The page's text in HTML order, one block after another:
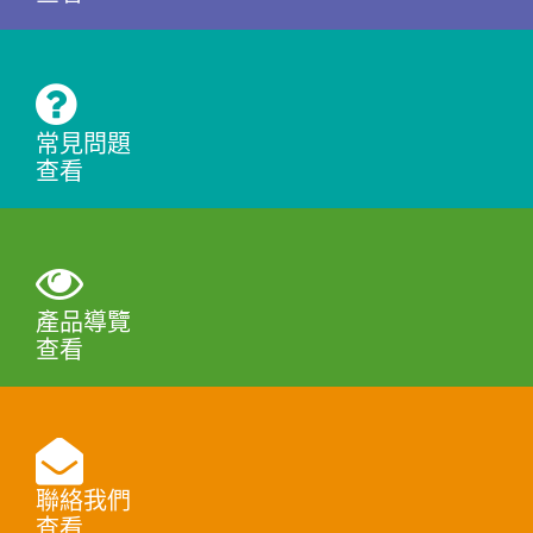
常見問題
查看
產品導覽
查看
聯絡我們
查看